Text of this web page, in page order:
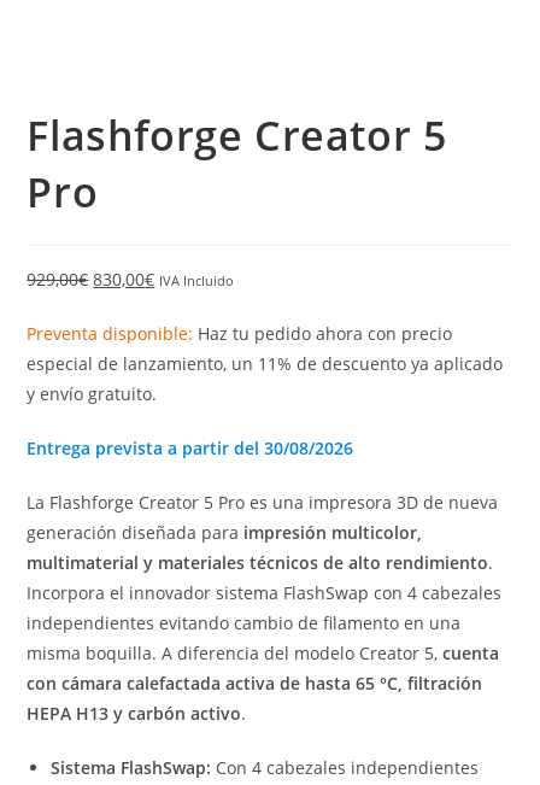
Flashforge Creator 5
Pro
929,00€ 830,00€ IVA Incluido
Preventa disponible: Haz tu pedido ahora con precio
especial de lanzamiento, un 11% de descuento ya aplicado
y envío gratuito.
Entrega prevista a partir del 30/08/2026
La Flashforge Creator 5 Pro es una impresora 3D de nueva
generación diseñada para impresión multicolor,
multimaterial y materiales técnicos de alto rendimiento.
Incorpora el innovador sistema FlashSwap con 4 cabezales
independientes evitando cambio de filamento en una
misma boquilla. A diferencia del modelo Creator 5,cuenta
con cámara calefactada activa de hasta 65 °C, filtración
HEPA H13 y carbón activo.
Sistema FlashSwap: Con 4 cabezales independientes